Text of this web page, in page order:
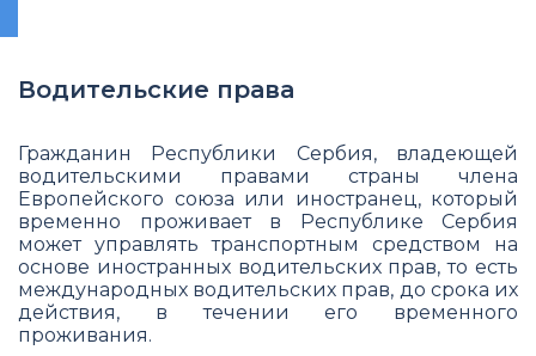
Водительские права
Гражданин Республики Сербия, владеющей
водительскими правами страны члена
Европейского союза или иностранец, который
временно проживает в Республике Сербия
может управлять транспортным средством на
основе иностранных водительских прав, то есть
международных водительских прав, до срока их
действия, в течении его временного
проживания.